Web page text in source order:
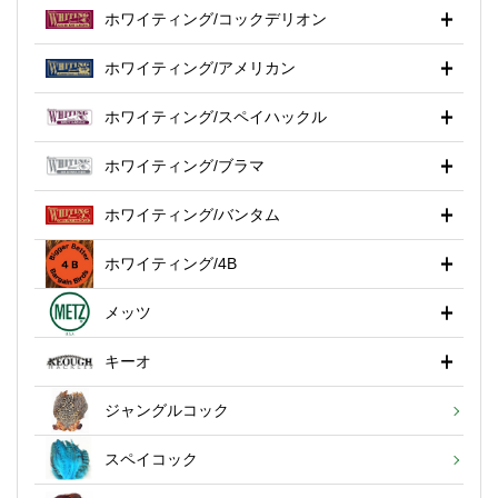
ホワイティング/コックデリオン
ホワイティング/アメリカン
ホワイティング/スペイハックル
ホワイティング/ブラマ
ホワイティング/バンタム
ホワイティング/4B
メッツ
キーオ
ジャングルコック
スペイコック